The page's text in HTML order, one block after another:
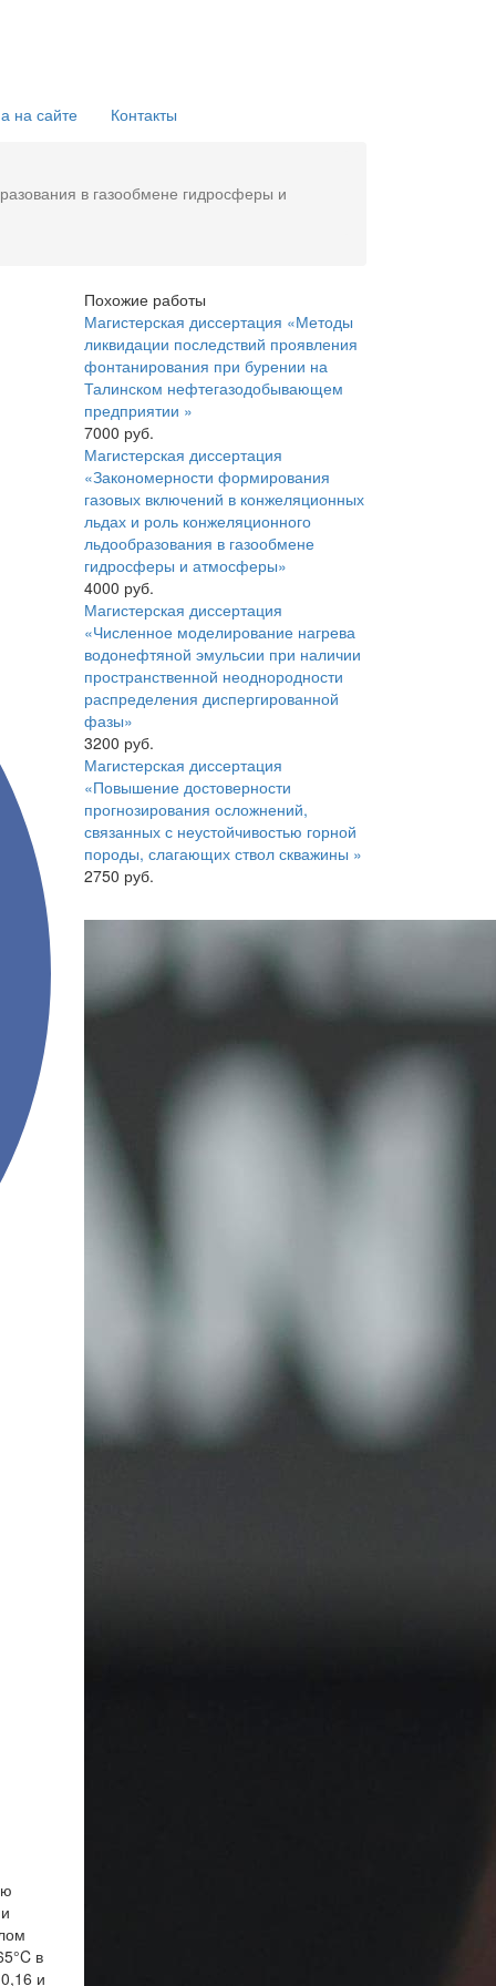
на сайте Контакты
в газообмене гидросферы и
в
и
Похожие работы
Магистерская диссертация «Методы
ликвидации последствий проявления
фонтанирования при бурении на
Талинском нефтегазодобывающем
предприятии »
7000 руб.
Магистерская диссертация
«Закономерности формирования
газовых включений в конжеляционных
льдах и роль конжеляционного
льдообразования в газообмене
гидросферы и атмосферы»
4000 руб.
Магистерская диссертация
«Численное моделирование нагрева
водонефтяной эмульсии при наличии
пространственной неоднородности
распределения диспергированной
фазы»
3200 руб.
Магистерская диссертация
«Повышение достоверности
прогнозирования осложнений,
связанных с неустойчивостью горной
породы, слагающих ствол скважины »
2750 руб.